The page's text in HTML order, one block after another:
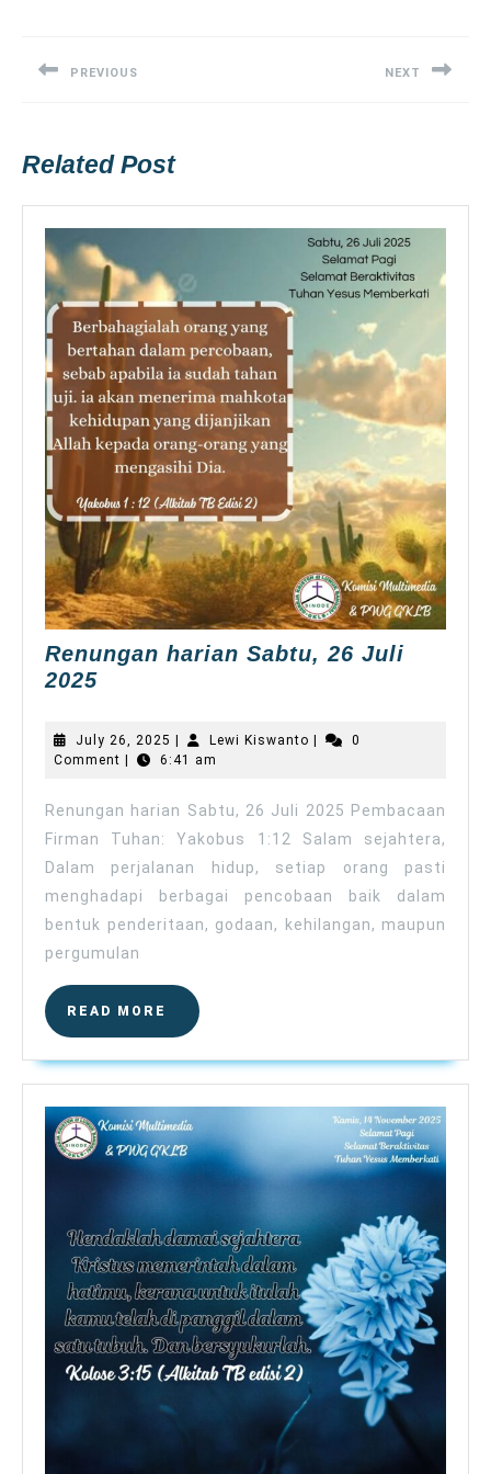
PREVIOUS NEXT
Related Post
Renungan harian Sabtu, 26 Juli
2025Renungan
Sabtu,
26
2025
July 26, 2025 July
26,
Lewi Kiswanto Lewi
0
Comment
6:41 am
Renungan harian Sabtu, 26 Juli 2025 Pembacaan
Firman Tuhan: Yakobus 1:12 Salam sejahtera,
Dalam perjalanan hidup, setiap orang pasti
menghadapi berbagai pencobaan baik dalam
bentuk penderitaan, godaan, kehilangan, maupun
pergumulan
READ MORE
READ
MORE